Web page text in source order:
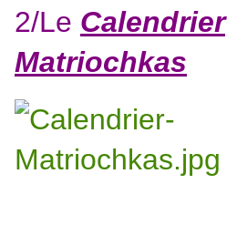
2/Le Calendrier
Matriochkas